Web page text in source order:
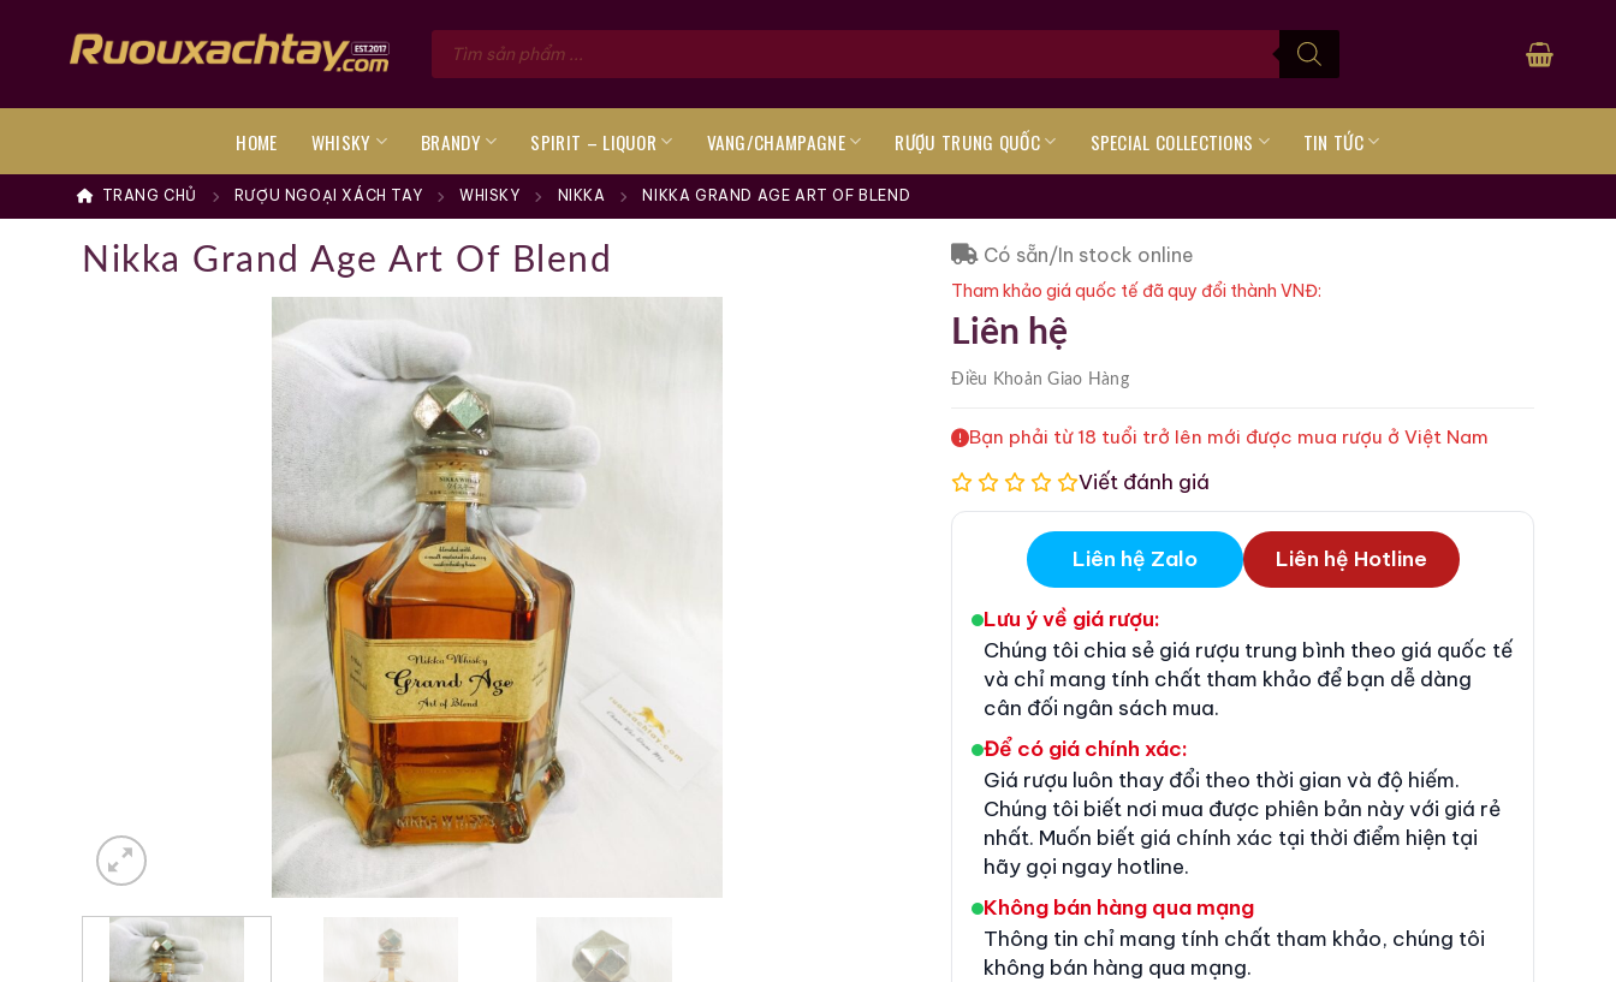
Tìm
kiếm
HOME WHISKY BRANDY SPIRIT – LIQUOR VANG/CHAMPAGNE RƯỢU TRUNG QUỐC SPECIAL COLLECTIONS TIN TỨC
TRANG CHỦ RƯỢU NGOẠI XÁCH TAY WHISKY NIKKA NIKKA GRAND AGE ART OF BLEND
Nikka Grand Age Art Of Blend Có sẵn/In stock online
Tham khảo giá quốc tế đã quy đổi thành VNĐ:
Liên hệ
Điều KhoảnGiao Hàng
Bạn phải từ 18 tuổi trở lên mới được mua rượu ở Việt Nam
Viết đánh giá
Liên hệ Zalo Liên hệ Hotline
Lưu ý về giá rượu:
Chúng tôi chia sẻ giá rượu trung bình theo giá quốc tế
và chỉ mang tính chất tham khảo để bạn dễ dàng
cân đối ngân sách mua.
Để có giá chính xác:
Giá rượu luôn thay đổi theo thời gian và độ hiếm.
Chúng tôi biết nơi mua được phiên bản này với giá rẻ
nhất. Muốn biết giá chính xác tại thời điểm hiện tại
hãy gọi ngay hotline.
Không bán hàng qua mạng
Thông tin chỉ mang tính chất tham khảo, chúng tôi
không bán hàng qua mạng.